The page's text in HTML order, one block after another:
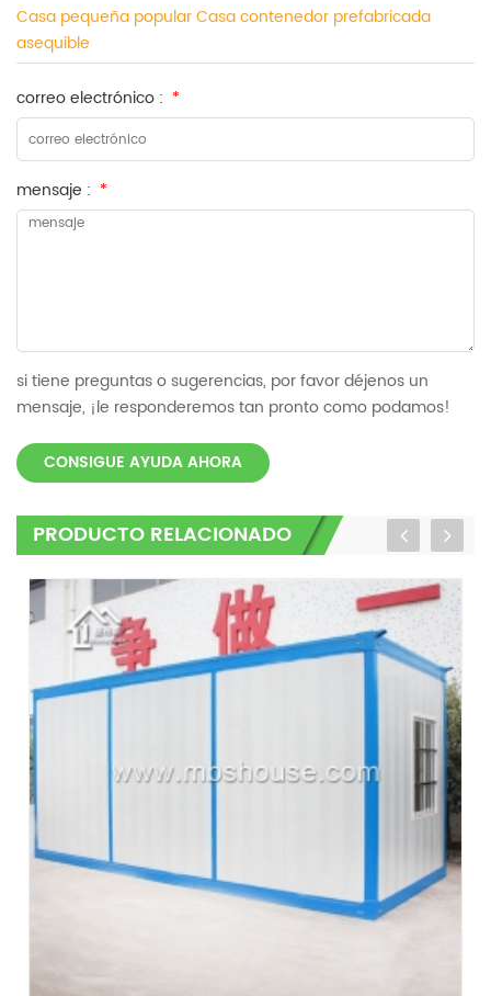
Casa pequeña popular Casa contenedor prefabricada
asequible
correo electrónico : *
mensaje : *
si tiene preguntas o sugerencias, por favor déjenos un
mensaje, ¡le responderemos tan pronto como podamos!
CONSIGUE AYUDA AHORA
PRODUCTO RELACIONADO